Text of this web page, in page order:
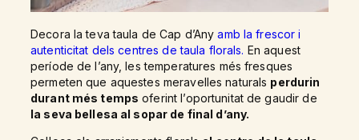
Decora la teva taula de Cap d’Anyamb la frescor i
autenticitat dels centres de taula florals. En aquest
període de l’any, les temperatures més fresques
permeten que aquestes meravelles naturals perdurin
durant més temps oferint l’oportunitat de gaudir de
la seva bellesa al sopar de final d’any.